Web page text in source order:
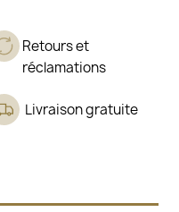
Retours et
réclamations
Livraison gratuite